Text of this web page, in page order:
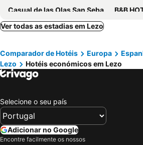
Casual de las Olas San Sebastian
B&B HOTEL
Hotel Urdanibia Park
Hotel Zinema7
Hotel Palacio de Aiete
Arima
Hotel K10
Sercotel Europa San Sebastián
Letoh Letoh San Sebastián
ETH Irún
Hotel de Londres y de Inglaterra
Ver todas as estadias em Lezo
Comparador de Hotéis Europa
Lezo
Hotéis económicos em Lezo
Selecione o seu país
Adicionar no Google
Encontre facilmente os nossos